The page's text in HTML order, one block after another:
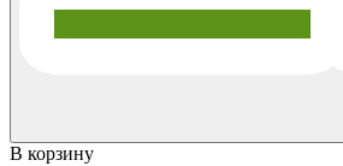
В корзину